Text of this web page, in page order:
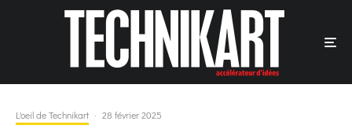
L'oeil de Technikart · 28 février 2025